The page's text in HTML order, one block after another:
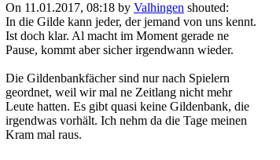
On 11.01.2017, 08:18 by Valhingen shouted:
In die Gilde kann jeder, der jemand von uns kennt.
Ist doch klar. Al macht im Moment gerade ne
Pause, kommt aber sicher irgendwann wieder.
Die Gildenbankfächer sind nur nach Spielern
geordnet, weil wir mal ne Zeitlang nicht mehr
Leute hatten. Es gibt quasi keine Gildenbank, die
irgendwas vorhält. Ich nehm da die Tage meinen
Kram mal raus.